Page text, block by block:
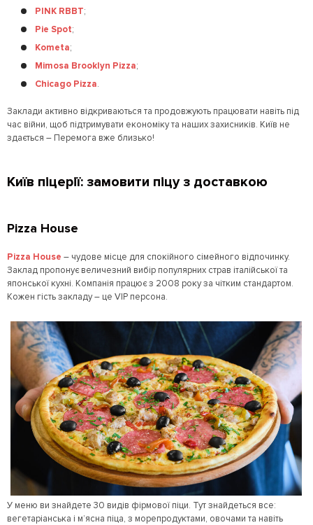
PINK RBBT;
Pie Spot;
Kometa;
Mimosa Brooklyn Pizza;
Chicago Pizza.
Заклади активно відкриваються та продовжують працювати навіть під
час війни, щоб підтримувати економіку та наших захисників. Київ не
здається – Перемога вже близько!
Київ піцерії: замовити піцу з доставкою
Pizza House
Pizza House – чудове місце для спокійного сімейного відпочинку.
Заклад пропонує величезний вибір популярних страв італійської та
японської кухні. Компанія працює з 2008 року за чітким стандартом.
Кожен гість закладу – це VIP персона.
У меню ви знайдете 30 видів фірмової піци. Тут знайдеться все:
вегетаріанська і м’ясна піца, з морепродуктами, овочами та навіть